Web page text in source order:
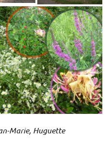
Marie, Huguette